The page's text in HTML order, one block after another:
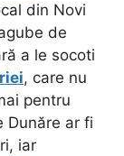
din Novi
de
a le socoti
, care nu
pentru
Dunăre ar fi
iar